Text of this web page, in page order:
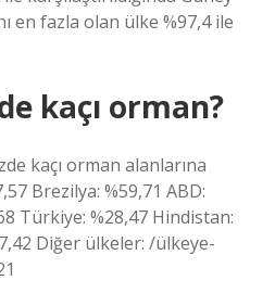
en fazla olan ülke %97,4 ile
kaçı orman?
kaçı orman alanlarına
Brezilya: %59,71 ABD:
Türkiye: %28,47 Hindistan:
Diğer ülkeler: /ülkeye-